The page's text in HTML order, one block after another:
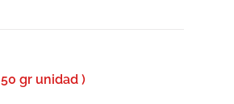
gr unidad )